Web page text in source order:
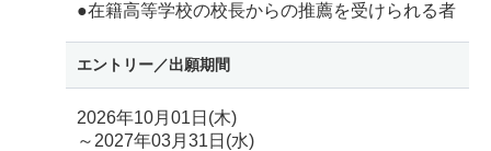
●在籍高等学校の校長からの推薦を受けられる者
エントリー／出願期間
2026年10月01日(木)
～2027年03月31日(水)